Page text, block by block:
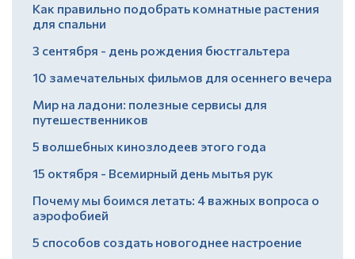
Как правильно подобрать комнатные растения
для спальни
3 сентября - день рождения бюстгальтера
10 замечательных фильмов для осеннего вечера
Мир на ладони: полезные сервисы для
путешественников
5 волшебных кинозлодеев этого года
15 октября - Всемирный день мытья рук
Почему мы боимся летать: 4 важных вопроса о
аэрофобией
5 способов создать новогоднее настроение